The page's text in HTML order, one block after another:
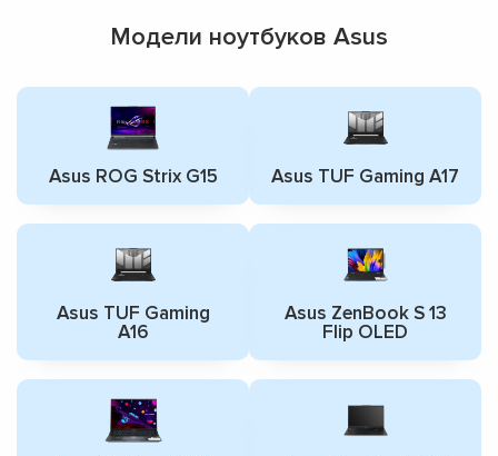
Модели ноутбуков Asus
Asus ROG Strix G15 Asus TUF Gaming A17
Asus TUF Gaming
A16
Asus ZenBook S 13
Flip OLED